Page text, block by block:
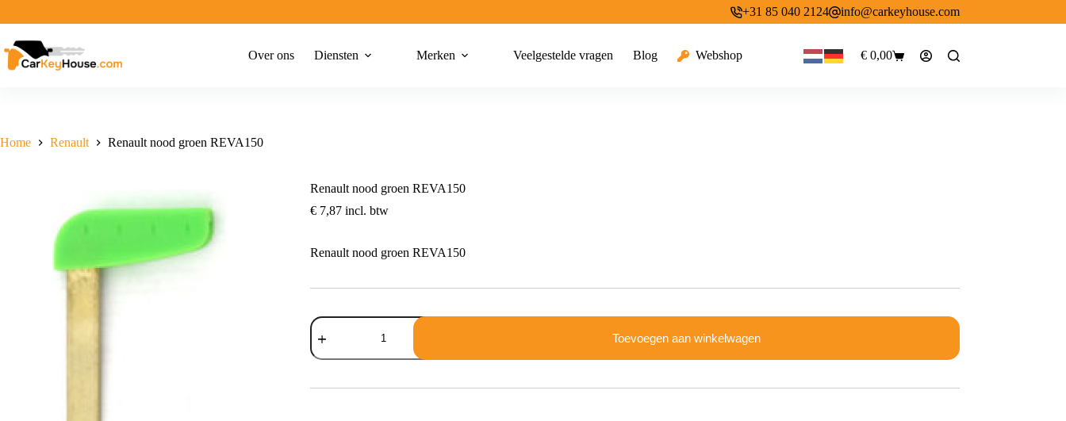
inhoud
+31 85 040 2124 info@carkeyhouse.com
Over ons Diensten Merken Veelgestelde vragen Blog Webshop Winkelwagen
€0,00
Home Renault Renault nood groen REVA150
Renault nood groen REVA150
€7,87incl. btw
Renault nood groen REVA150
Renault
nood
groen
REVA150
Toevoegen aan winkelwagen